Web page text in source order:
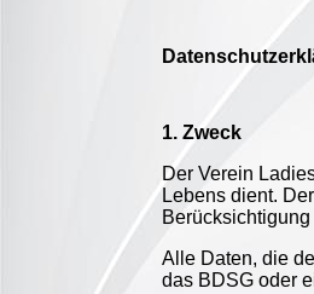
1. Zweck
Der Verein
Lebens dient.
Berücksichtigung
Alle Daten, die
das BDSG oder